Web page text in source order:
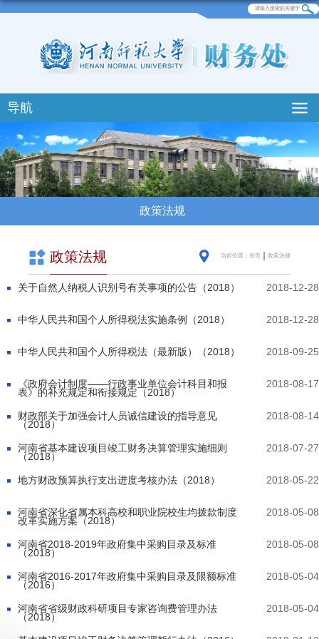
导航
政策法规
当前位置： 首页 政策法规
政策法规
关于自然人纳税人识别号有关事项的公告（2018） 2018-12-28
中华人民共和国个人所得税法实施条例（2018） 2018-12-28
中华人民共和国个人所得税法（最新版）（2018） 2018-09-25
《政府会计制度——行政事业单位会计科目和报
表》的补充规定和衔接规定（2018）
2018-08-17
财政部关于加强会计人员诚信建设的指导意见
（2018）
2018-08-14
河南省基本建设项目竣工财务决算管理实施细则
（2018）
2018-07-27
地方财政预算执行支出进度考核办法（2018） 2018-05-22
河南省深化省属本科高校和职业院校生均拨款制度
改革实施方案（2018）
2018-05-08
河南省2018-2019年政府集中采购目录及标准
（2018）
2018-05-08
河南省2016-2017年政府集中采购目录及限额标准
（2016）
2018-05-04
河南省省级财政科研项目专家咨询费管理办法
（2018）
2018-05-04